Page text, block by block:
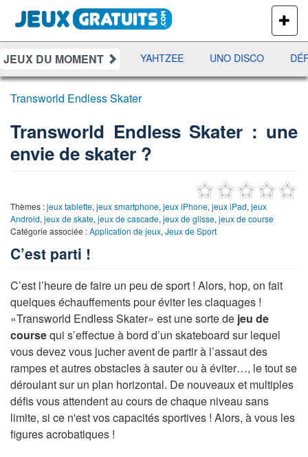
PLUS
DE
JEUX
JEUX DU MOMENT
RAMI JETX YAHTZEE UNO DISCO DÉFI
Transworld Endless Skater
Transworld Endless Skater : une
envie de skater ?
Thèmes :jeux tablette, jeux smartphone, jeux iPhone, jeux iPad, jeux
Android, jeux de skate, jeux de cascade, jeux de glisse, jeux de course
Catégorie associée :Application de jeux, Jeux de Sport
C’est parti !
C’est l’heure de faire un peu de sport ! Alors, hop, on fait
quelques échauffements pour éviter les claquages !
«Transworld Endless Skater» est une sorte de jeu de
coursequi s’effectue à bord d’un skateboard sur lequel
vous devez vous jucher avent de partir à l’assaut des
rampes et autres obstacles à sauter ou à éviter…, le tout se
déroulant sur un plan horizontal. De nouveaux et multiples
défis vous attendent au cours de chaque niveau sans
limite, si ce n'est vos capacités sportives ! Alors, à vous les
figures acrobatiques !